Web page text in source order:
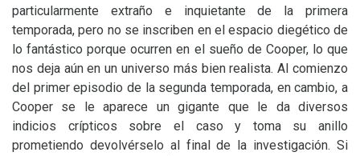
particularmente extraño e inquietante de la primera
temporada, pero no se inscriben en el espacio diegético de
lo fantástico porque ocurren en el sueño de Cooper, lo que
nos deja aún en un universo más bien realista. Al comienzo
del primer episodio de la segunda temporada, en cambio, a
Cooper se le aparece un gigante que le da diversos
indicios crípticos sobre el caso y toma su anillo
prometiendo devolvérselo al final de la investigación. Si